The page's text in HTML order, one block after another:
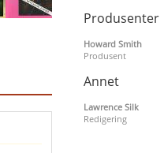
Produsenter
Howard Smith
Produsent
Annet
Lawrence Silk
Redigering